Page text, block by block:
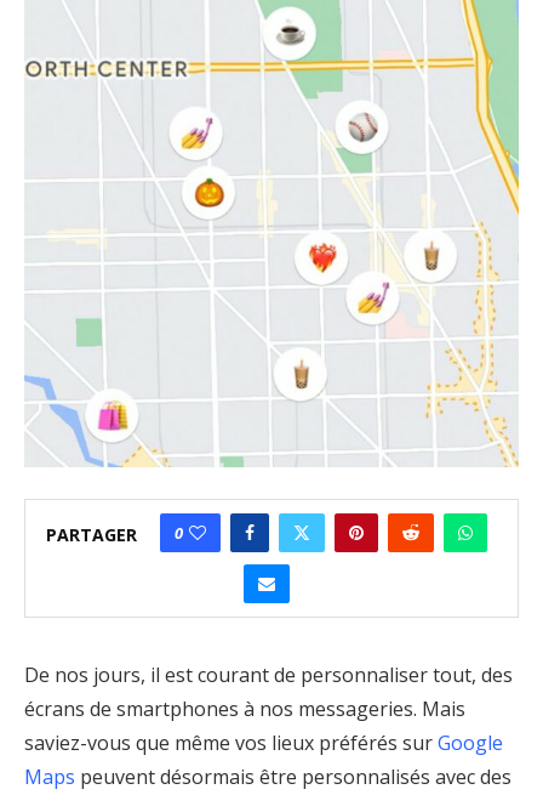
PARTAGER 0
De nos jours, il est courant de personnaliser tout, des
écrans de smartphones à nos messageries. Mais
saviez-vous que même vos lieux préférés surGoogle
Maps peuvent désormais être personnalisés avec des